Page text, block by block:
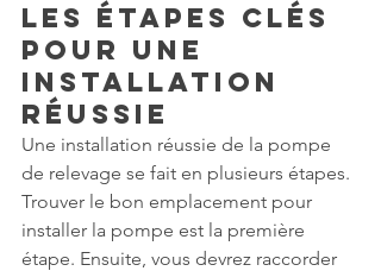
Les Étapes Clés
pour une
Installation
Réussie
Une installation réussie de la pompe
de relevage se fait en plusieurs étapes.
Trouver le bon emplacement pour
installer la pompe est la première
étape. Ensuite, vous devrez raccorder